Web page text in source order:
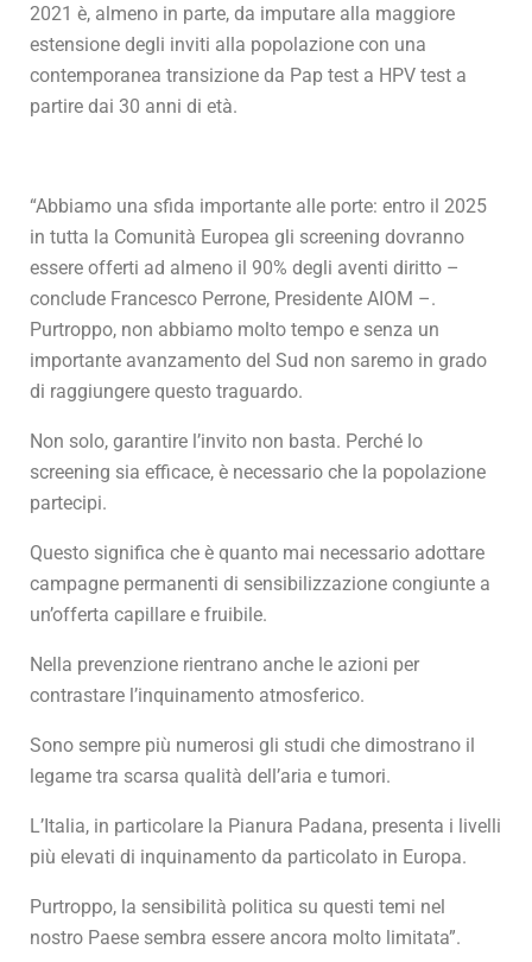
2021 è, almeno in parte, da imputare alla maggiore
estensione degli inviti alla popolazione con una
contemporanea transizione da Pap test a HPV test a
partire dai 30 anni di età.
“Abbiamo una sfida importante alle porte: entro il 2025
in tutta la Comunità Europea gli screening dovranno
essere offerti ad almeno il 90% degli aventi diritto –
conclude Francesco Perrone, Presidente AIOM –.
Purtroppo, non abbiamo molto tempo e senza un
importante avanzamento del Sud non saremo in grado
di raggiungere questo traguardo.
Non solo, garantire l’invito non basta. Perché lo
screening sia efficace, è necessario che la popolazione
partecipi.
Questo significa che è quanto mai necessario adottare
campagne permanenti di sensibilizzazione congiunte a
un’offerta capillare e fruibile.
Nella prevenzione rientrano anche le azioni per
contrastare l’inquinamento atmosferico.
Sono sempre più numerosi gli studi che dimostrano il
legame tra scarsa qualità dell’aria e tumori.
L’Italia, in particolare la Pianura Padana, presenta i livelli
più elevati di inquinamento da particolato in Europa.
Purtroppo, la sensibilità politica su questi temi nel
nostro Paese sembra essere ancora molto limitata”.